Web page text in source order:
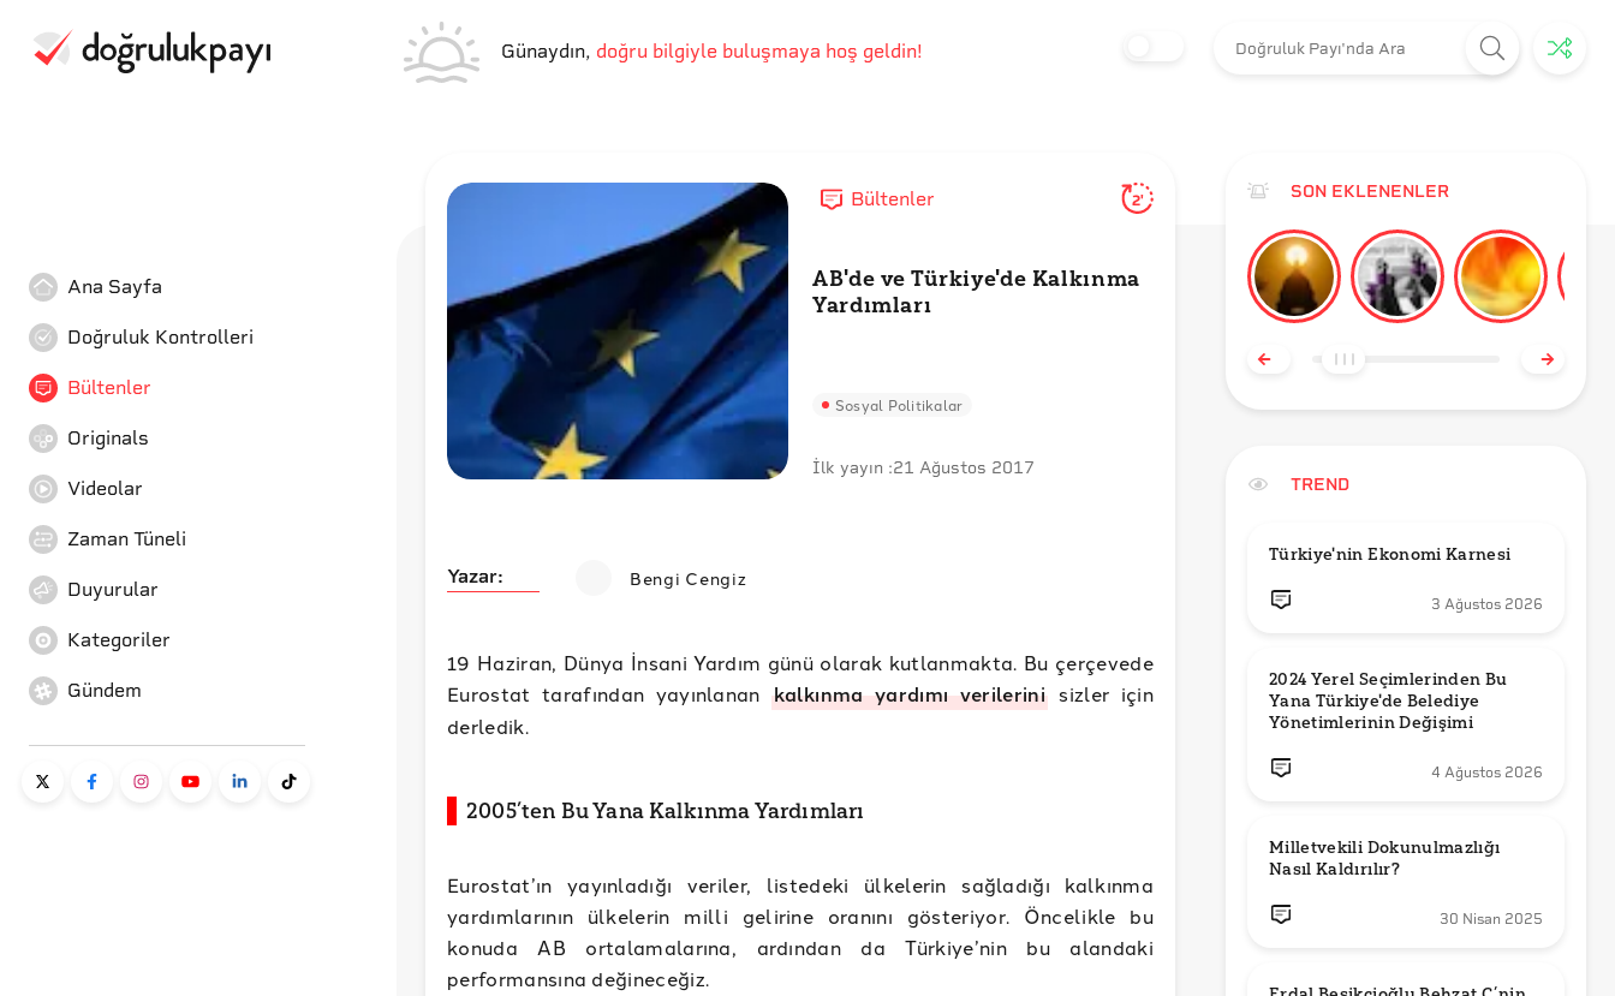
Günaydın, doğru bilgiyle buluşmaya hoş geldin!
Ana Sayfa
Doğruluk Kontrolleri
Bültenler
Originals
Videolar
Zaman Tüneli
Duyurular
Kategoriler
Gündem
Bültenler 2'
AB'de ve Türkiye'de Kalkınma
Yardımları
Sosyal Politikalar
İlk yayın :21 Ağustos 2017
Yazar: Bengi Cengiz
19 Haziran, Dünya İnsani Yardım günü olarak kutlanmakta. Bu çerçevede
Eurostat tarafından yayınlanankalkınma yardımı verilerini sizler için
derledik.
2005’ten Bu Yana Kalkınma Yardımları
Eurostat’ın yayınladığı veriler, listedeki ülkelerin sağladığı kalkınma
yardımlarının ülkelerin milli gelirine oranını gösteriyor. Öncelikle bu
konuda AB ortalamalarına, ardından da Türkiye’nin bu alandaki
performansına değineceğiz.
SON EKLENENLER
TREND
Türkiye'nin Ekonomi Karnesi
3 Ağustos 2026
2024 Yerel Seçimlerinden Bu
Yana Türkiye'de Belediye
Yönetimlerinin Değişimi
4 Ağustos 2026
Milletvekili Dokunulmazlığı
Nasıl Kaldırılır?
30 Nisan 2025